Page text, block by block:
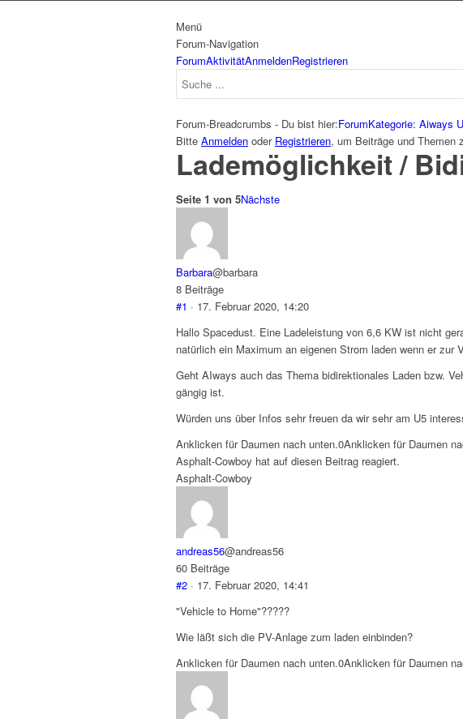
Menü
Forum-Navigation
ForumAktivitätAnmeldenRegistrieren
Forum-Breadcrumbs - Du bist hier:ForumKategorie: Aiways
Bitte Anmelden oder Registrieren, um Beiträge und Themen
Lademöglichkeit /
Seite 1 von 5Nächste
Barbara@barbara
8 Beiträge
#1 · 17. Februar 2020, 14:20
Hallo Spacedust. Eine Ladeleistung von 6,6 KW ist nicht
natürlich ein Maximum an eigenen Strom laden wenn er zur
Geht AIways auch das Thema bidirektionales Laden bzw.
gängig ist.
Würden uns über Infos sehr freuen da wir sehr am U5
Anklicken für Daumen nach unten.0Anklicken für Daumen
Asphalt-Cowboy hat auf diesen Beitrag reagiert.
Asphalt-Cowboy
andreas56@andreas56
60 Beiträge
#2 · 17. Februar 2020, 14:41
"Vehicle to Home"?????
Wie läßt sich die PV-Anlage zum laden einbinden?
Anklicken für Daumen nach unten.0Anklicken für Daumen